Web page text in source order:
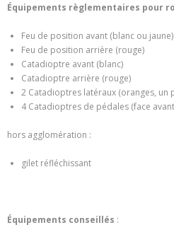
Équipements règlementaires pour
Feu de position avant (blanc ou jaune)
Feu de position arrière (rouge)
Catadioptre avant (blanc)
Catadioptre arrière (rouge)
2 Catadioptres latéraux (oranges, un
4 Catadioptres de pédales (face
hors agglomération :
gilet réfléchissant
Équipements conseillés :